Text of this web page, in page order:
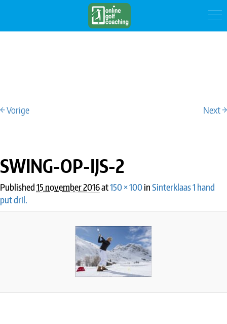
IMAGE NAVIGATION
← Vorige Next →
SWING-OP-IJS-2
Published15 november 2016at150 × 100inSinterklaas 1 hand
put dril.